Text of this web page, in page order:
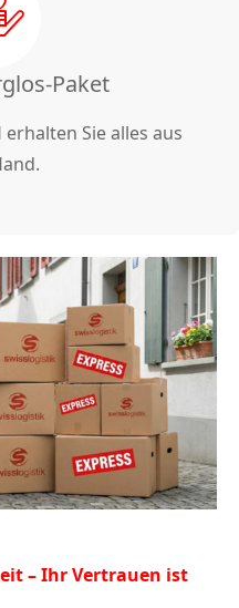
Paket
Sie alles aus
– Ihr Vertrauen ist